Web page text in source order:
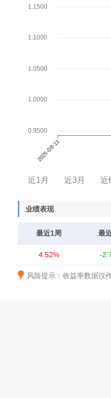
近1月 近3月 近
业绩表现
最近1周 最
4.52% -
风险提示：收益率数据仅